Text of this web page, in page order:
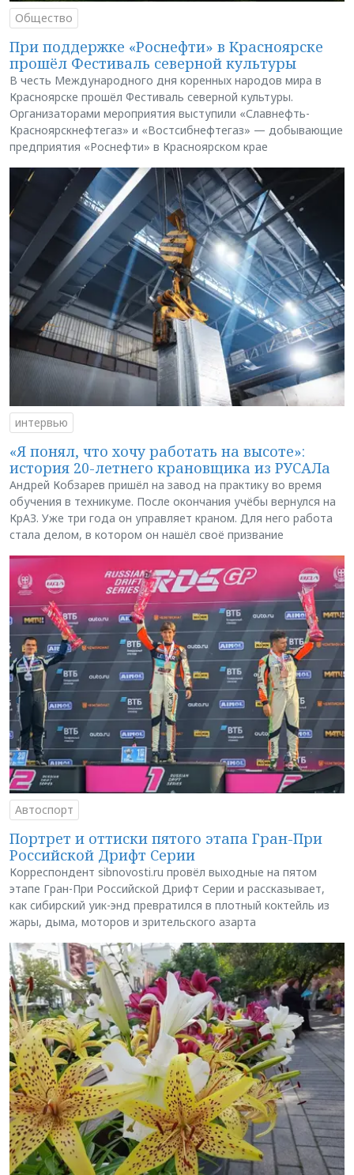
Общество
При поддержке «Роснефти» в Красноярске
прошёл Фестиваль северной культуры
В честь Международного дня коренных народов мира в
Красноярске прошёл Фестиваль северной культуры.
Организаторами мероприятия выступили «Славнефть-
Красноярскнефтегаз» и «Востсибнефтегаз» — добывающие
предприятия «Роснефти» в Красноярском крае
интервью
«Я понял, что хочу работать на высоте»:
история 20-летнего крановщика из РУСАЛа
Андрей Кобзарев пришёл на завод на практику во время
обучения в техникуме. После окончания учёбы вернулся на
КрАЗ. Уже три года он управляет краном. Для него работа
стала делом, в котором он нашёл своё призвание
Автоспорт
Портрет и оттиски пятого этапа Гран-При
Российской Дрифт Серии
Корреспондент sibnovosti.ru провёл выходные на пятом
этапе Гран-При Российской Дрифт Серии и рассказывает,
как сибирский уик-энд превратился в плотный коктейль из
жары, дыма, моторов и зрительского азарта